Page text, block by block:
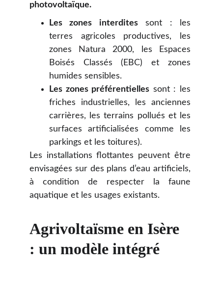
photovoltaïque.
Les zones interditessont : les
terres agricoles productives, les
zones Natura 2000, les Espaces
Boisés Classés (EBC) et zones
humides sensibles.
Les zones préférentielles sont : les
friches industrielles, les anciennes
carrières, les terrains pollués et les
surfaces artificialisées comme les
parkings et les toitures).
Les installations flottantes peuvent être
envisagées sur des plans d’eau artificiels,
à condition de respecter la faune
aquatique et les usages existants.
Agrivoltaïsme en Isère
: un modèle intégré